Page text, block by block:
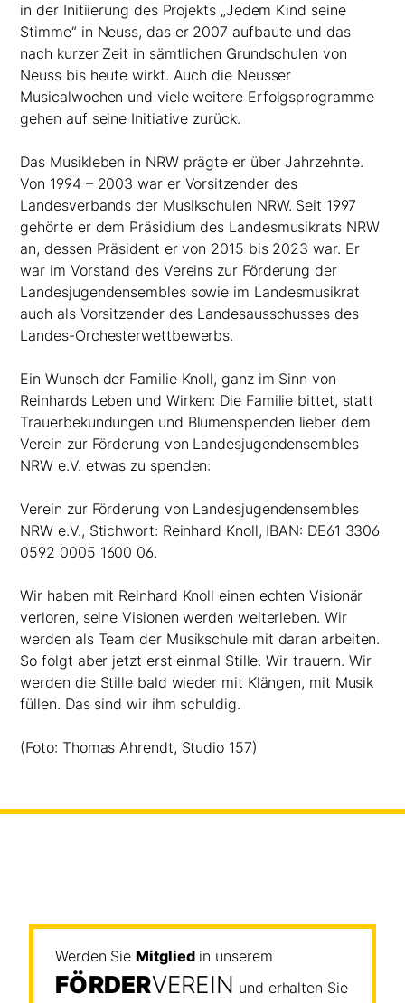
in der Initiierung des Projekts „Jedem Kind seine
Stimme“ in Neuss, das er 2007 aufbaute und das
nach kurzer Zeit in sämtlichen Grundschulen von
Neuss bis heute wirkt. Auch die Neusser
Musicalwochen und viele weitere Erfolgsprogramme
gehen auf seine Initiative zurück.
Das Musikleben in NRW prägte er über Jahrzehnte.
Von 1994 – 2003 war er Vorsitzender des
Landesverbands der Musikschulen NRW. Seit 1997
gehörte er dem Präsidium des Landesmusikrats NRW
an, dessen Präsident er von 2015 bis 2023 war. Er
war im Vorstand des Vereins zur Förderung der
Landesjugendensembles sowie im Landesmusikrat
auch als Vorsitzender des Landesausschusses des
Landes-Orchesterwettbewerbs.
Ein Wunsch der Familie Knoll, ganz im Sinn von
Reinhards Leben und Wirken: Die Familie bittet, statt
Trauerbekundungen und Blumenspenden lieber dem
Verein zur Förderung von Landesjugendensembles
NRW e.V. etwas zu spenden:
Verein zur Förderung von Landesjugendensembles
NRW e.V., Stichwort: Reinhard Knoll, IBAN: DE61 3306
0592 0005 1600 06.
Wir haben mit Reinhard Knoll einen echten Visionär
verloren, seine Visionen werden weiterleben. Wir
werden als Team der Musikschule mit daran arbeiten.
So folgt aber jetzt erst einmal Stille. Wir trauern. Wir
werden die Stille bald wieder mit Klängen, mit Musik
füllen. Das sind wir ihm schuldig.
(Foto: Thomas Ahrendt, Studio 157)
Werden SieMitgliedin unserem
FÖRDERVEREIN und erhalten Sie